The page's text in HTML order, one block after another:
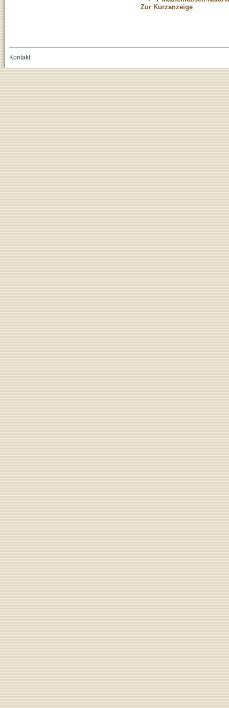
Zur Kurzanzeige
Kontakt